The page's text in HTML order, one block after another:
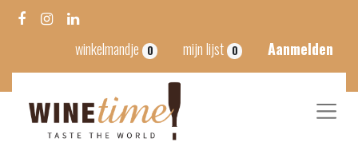
winkelmandje 0 mijn lijst 0 Aanmelden